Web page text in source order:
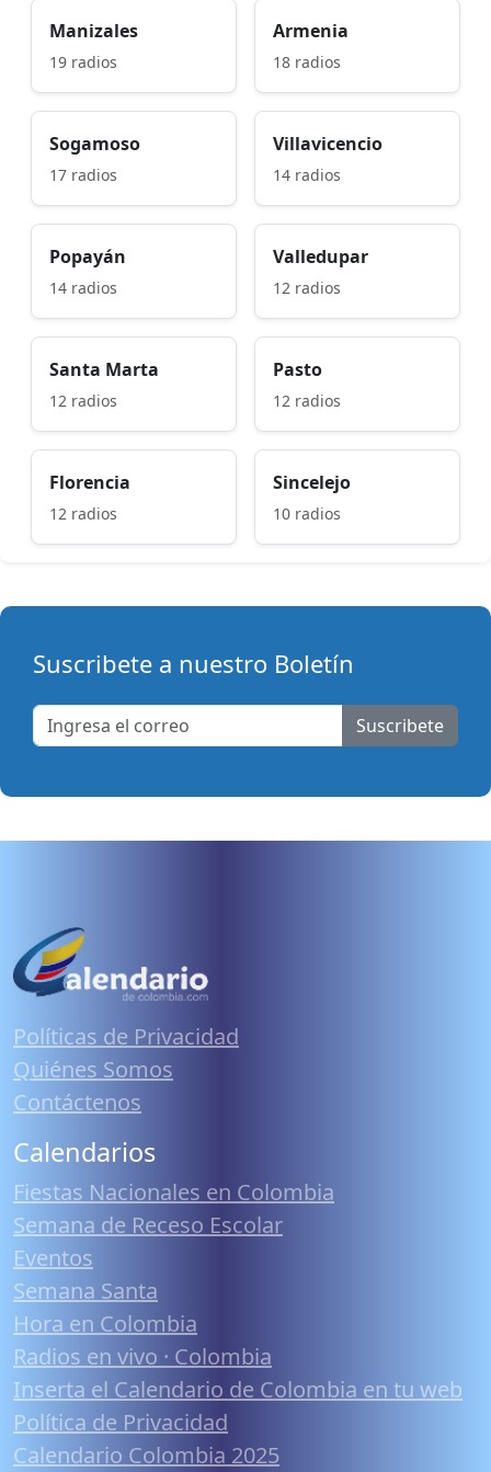
Manizales
19 radios
Armenia
18 radios
Sogamoso
17 radios
Villavicencio
14 radios
Popayán
14 radios
Valledupar
12 radios
Santa Marta
12 radios
Pasto
12 radios
Florencia
12 radios
Sincelejo
10 radios
Suscribete a nuestro Boletín
Suscribete
Políticas de Privacidad
Quiénes Somos
Contáctenos
Calendarios
Fiestas Nacionales en Colombia
Semana de Receso Escolar
Eventos
Semana Santa
Hora en Colombia
Radios en vivo · Colombia
Inserta el Calendario de Colombia en tu web
Política de Privacidad
Calendario Colombia 2025